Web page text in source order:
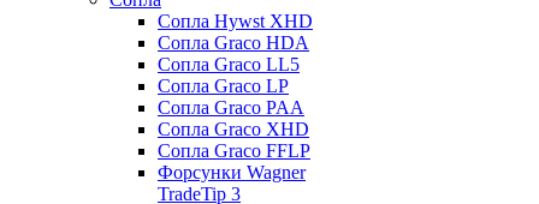
Сопла Hywst XHD
Сопла Graco HDA
Сопла Graco LL5
Сопла Graco LP
Сопла Graco PAA
Сопла Graco XHD
Сопла Graco FFLP
Форсунки Wagner
TradeTip 3